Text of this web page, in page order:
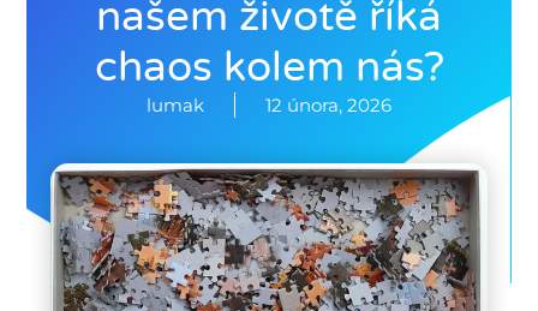
našem životě říká
chaos kolem nás?
lumak 12 února, 2026